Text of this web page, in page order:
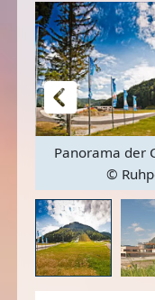
Panorama der
©